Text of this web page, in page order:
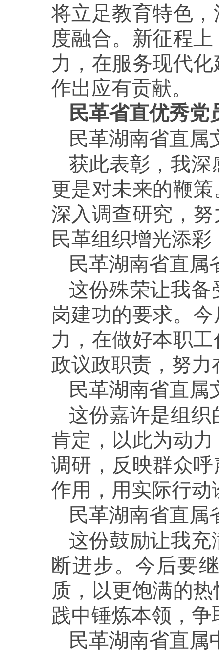
将立足教育特色
度融合。新征程
力，在服务现代
作出应有贡献。
民革省直优秀党
民革湖南省直属
获此表彰，我
更是对未来的鞭
深入调查研究，
民革组织增光添
民革湖南省直属
这份殊荣让我
岗建功的要求。
力，在做好本职
政议政职责，努
民革湖南省直属
这份嘉许是组
肯定，以此为动
调研，反映群众
作用，用实际行
民革湖南省直属
这份鼓励让我
断进步。今后要
质，以更饱满的
践中锤炼本领，
民革湖南省直属